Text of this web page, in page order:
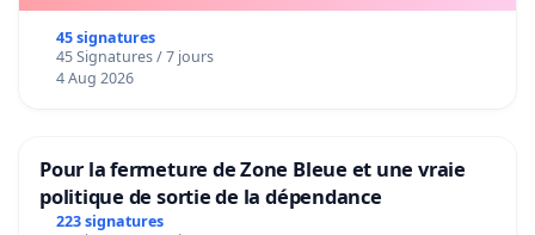
45 signatures
45 Signatures / 7 jours
4 Aug 2026
Pour la fermeture de Zone Bleue et une vraie
politique de sortie de la dépendance
223 signatures